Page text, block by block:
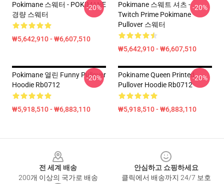
Pokimane 스웨터 - POKIMANE
경량 스웨터
₩5,642,910 - ₩6,607,510
-20%
Pokimane 스웨트 셔츠 -
Twitch Prime Pokimane
Pullover 스웨터
₩5,642,910 - ₩6,607,510
-20%
Pokimane 열린 Funny Pullover
Hoodie Rb0712
₩5,918,510 - ₩6,883,110
-20%
Pokiname Queen Printed
Pullover Hoodie Rb0712
₩5,918,510 - ₩6,883,110
-20%
전 세계 배송
200개 이상의 국가로 배송
안심하고 쇼핑하세요
클릭에서 배송까지 24/7 보호